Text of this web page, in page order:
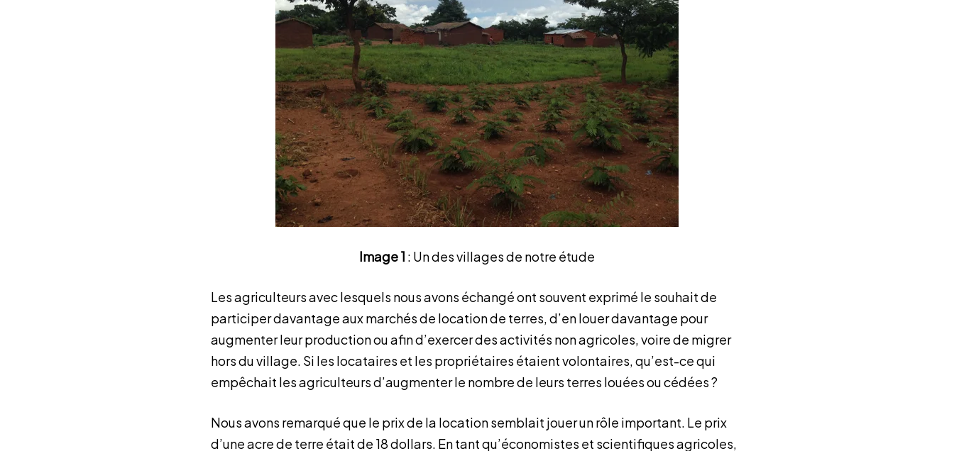
Image 1 : Un des villages de notre étude
Les agriculteurs avec lesquels nous avons échangé ont souvent exprimé le souhait de
participer davantage aux marchés de location de terres, d’en louer davantage pour
augmenter leur production ou afin d’exercer des activités non agricoles, voire de migrer
hors du village. Si les locataires et les propriétaires étaient volontaires, qu’est-ce qui
empêchait les agriculteurs d’augmenter le nombre de leurs terres louées ou cédées ?
Nous avons remarqué que le prix de la location semblait jouer un rôle important. Le prix
d’une acre de terre était de 18 dollars. En tant qu’économistes et scientifiques agricoles,